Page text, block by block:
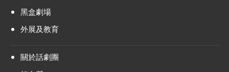
黑盒劇場
外展及教育
關於話劇團